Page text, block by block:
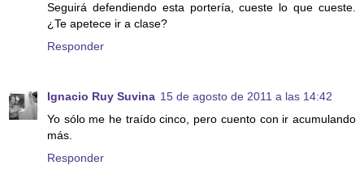
Seguirá defendiendo esta portería, cueste lo que cueste.
¿Te apetece ir a clase?
Responder
Ignacio Ruy Suvina 15 de agosto de 2011 a las 14:42
Yo sólo me he traído cinco, pero cuento con ir acumulando
más.
Responder